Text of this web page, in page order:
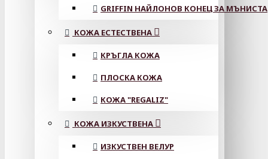
GRIFFIN НАЙЛОНОВ КОНЕЦ ЗА МЪНИСТА
КОЖА ЕСТЕСТВЕНА
КРЪГЛА КОЖА
ПЛОСКА КОЖА
КОЖА "REGALIZ"
КОЖА ИЗКУСТВЕНА
ИЗКУСТВЕН ВЕЛУР